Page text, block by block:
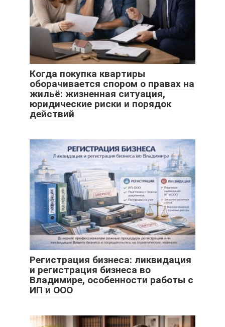
Когда покупка квартиры
оборачивается спором о правах на
жильё: жизненная ситуация,
юридические риски и порядок
действий
Регистрация бизнеса: ликвидация
и регистрация бизнеса во
Владимире, особенности работы с
ИП и ООО